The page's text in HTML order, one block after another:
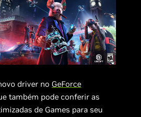
driver no GeForce
também pode conferir as
de Games para seu